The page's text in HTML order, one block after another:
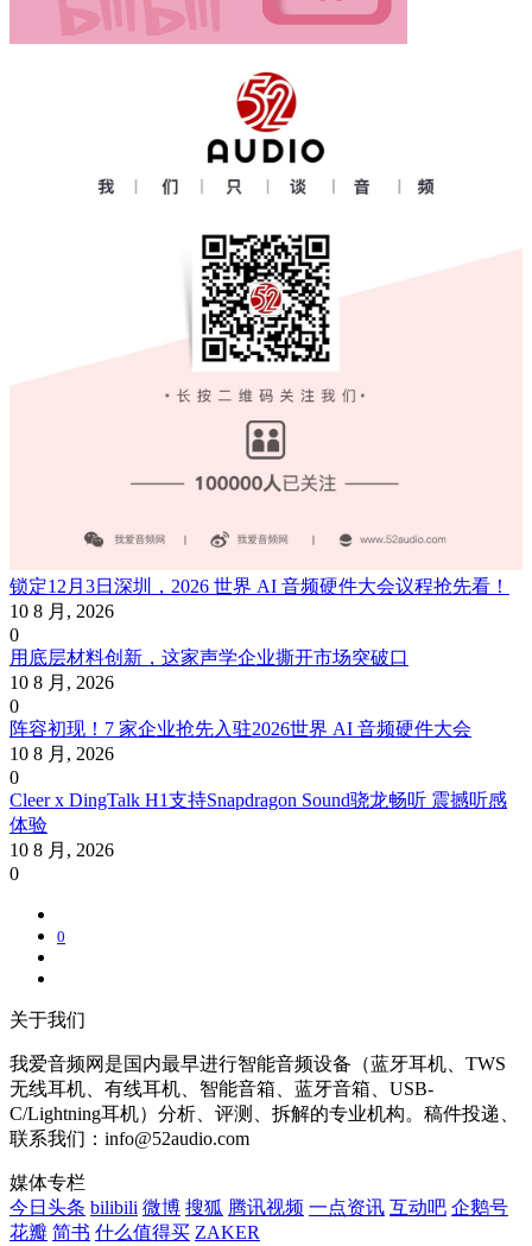
锁定12月3日深圳，2026 世界 AI 音频硬件大会议程抢先看！
10 8 月, 2026
0
用底层材料创新，这家声学企业撕开市场突破口
10 8 月, 2026
0
阵容初现！7 家企业抢先入驻2026世界 AI 音频硬件大会
10 8 月, 2026
0
Cleer x DingTalk H1支持Snapdragon Sound骁龙畅听 震撼听感
体验
10 8 月, 2026
0
0
关于我们
我爱音频网是国内最早进行智能音频设备（蓝牙耳机、TWS
无线耳机、有线耳机、智能音箱、蓝牙音箱、USB-
C/Lightning耳机）分析、评测、拆解的专业机构。稿件投递、
联系我们：info@52audio.com
媒体专栏
今日头条 bilibili 微博 搜狐 腾讯视频 一点资讯 互动吧 企鹅号
花瓣 简书 什么值得买 ZAKER